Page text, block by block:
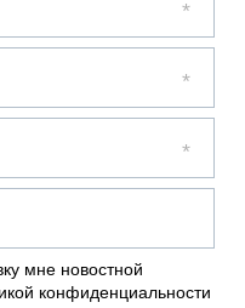
мне новостной
конфиденциальности